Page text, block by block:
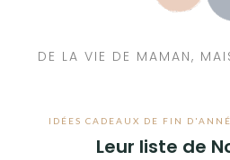
DE LA VIE DE MAMAN,
IDÉES CADEAUX DE FIN
Leur liste de